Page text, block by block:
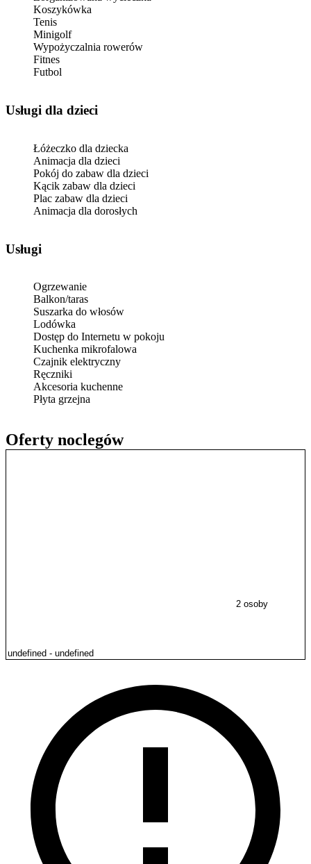
Oferty noclegów
2 osoby
Koszykówka
Tenis
Minigolf
Wypożyczalnia rowerów
Fitnes
Futbol
usługi dla dzieci
Łóżeczko dla dziecka
Animacja dla dzieci
Pokój do zabaw dla dzieci
Kącik zabaw dla dzieci
Plac zabaw dla dzieci
Animacja dla dorosłych
Usługi
Ogrzewanie
Balkon/taras
Suszarka do włosów
Lodówka
Dostęp do Internetu w pokoju
Kuchenka mikrofalowa
Czajnik elektryczny
Ręczniki
Akcesoria kuchenne
Płyta grzejna